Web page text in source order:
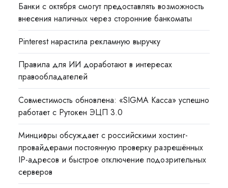
Банки с октября смогут предоставлять возможность
внесения наличных через сторонние банкоматы
Pinterest нарастила рекламную выручку
Правила для ИИ доработают в интересах
правообладателей
Совместимость обновлена: «SIGMA Касса» успешно
работает с Рутокен ЭЦП 3.0
Минцифры обсуждает с российскими хостинг-
провайдерами постоянную проверку разрешённых
IP-адресов и быстрое отключение подозрительных
серверов